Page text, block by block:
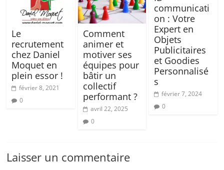
Le
recrutement
chez Daniel
Moquet en
plein essor !
février 8, 2021
0
Comment
animer et
motiver ses
équipes pour
bâtir un
collectif
performant ?
avril 22, 2025
0
communicati
on : Votre
Expert en
Objets
Publicitaires
et Goodies
Personnalisé
s
février 7, 2024
0
Laisser un commentaire